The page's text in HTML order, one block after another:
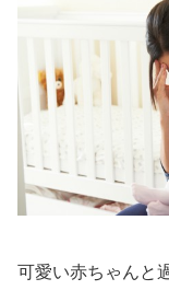
可愛い赤ちゃんと